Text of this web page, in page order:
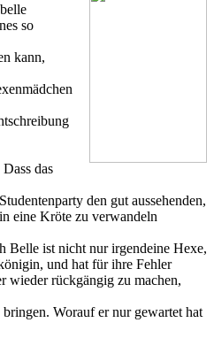
so
kann,
das
den gut aussehenden,
eine Kröte zu verwandeln
Belle ist nicht nur irgendeine Hexe,
und hat für ihre Fehler
wieder rückgängig zu machen,
Worauf er nur gewartet hat